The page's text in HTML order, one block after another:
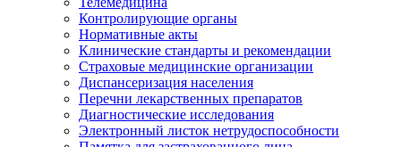
Контролирующие органы
Нормативные акты
Клинические стандарты и рекомендации
Страховые медицинские организации
Диспансеризация населения
Перечни лекарственных препаратов
Диагностические исследования
Электронный листок нетрудоспособности